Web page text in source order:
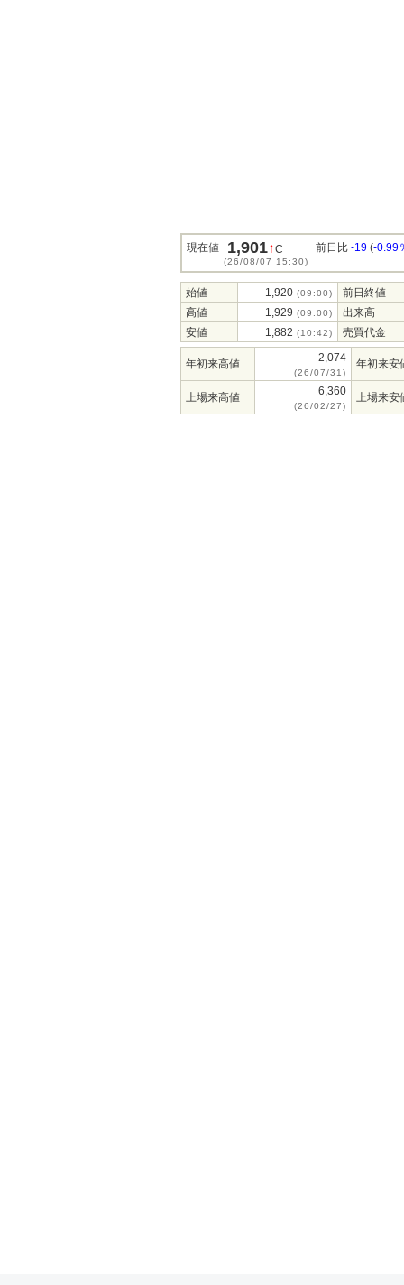
現在値 1,901↑C
(26/08/07 15:30)
前日比 -19 (-0.99
始値 1,920 (09:00)
前日終値
高値
1,929 (09:00)
出来高
安値
1,882 (10:42) 売買代金
年初来高値 2,074
(26/07/31)
年初来安
上場来高値 6,360
(26/02/27)
上場来安